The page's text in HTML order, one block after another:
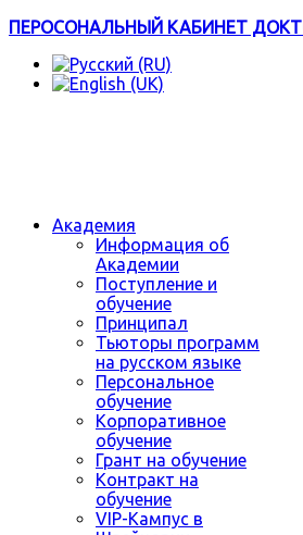
ПЕРОСОНАЛЬНЫЙ КАБИНЕТ
Академия
Информация об
Академии
Поступление и
обучение
Принципал
Тьюторы программ
на русском языке
Персональное
обучение
Корпоративное
обучение
Грант на обучение
Контракт на
обучение
VIP-Кампус в